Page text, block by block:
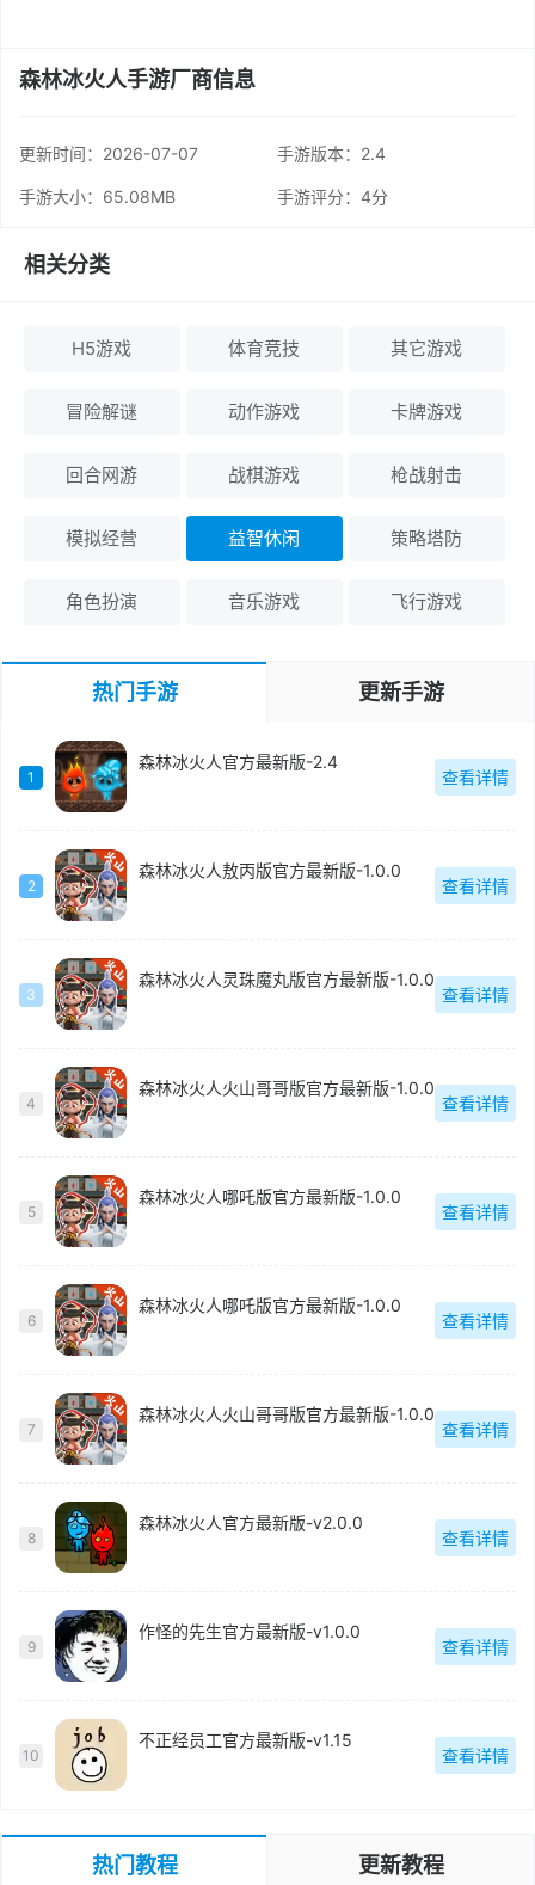
森林冰火人手游厂商信息
更新时间： 2026-07-07 手游版本：2.4
手游大小：65.08MB 手游评分： 4分
相关分类
H5游戏 体育竞技 其它游戏
冒险解谜 动作游戏 卡牌游戏
回合网游 战棋游戏 枪战射击
模拟经营 益智休闲 策略塔防
角色扮演 音乐游戏 飞行游戏
热门手游 更新手游
1
森林冰火人官方最新版-2.4
查看详情
2
森林冰火人敖丙版官方最新版-1.0.0
查看详情
3
森林冰火人灵珠魔丸版官方最新版-1.0.0
查看详情
4
森林冰火人火山哥哥版官方最新版-1.0.0
查看详情
5
森林冰火人哪吒版官方最新版-1.0.0
查看详情
6
森林冰火人哪吒版官方最新版-1.0.0
查看详情
7
森林冰火人火山哥哥版官方最新版-1.0.0
查看详情
8
森林冰火人官方最新版-v2.0.0
查看详情
9
作怪的先生官方最新版-v1.0.0
查看详情
10
不正经员工官方最新版-v1.15
查看详情
热门教程 更新教程